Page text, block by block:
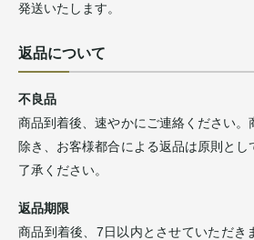
発送いたします。
返品について
不良品
商品到着後、速やかにご連絡ください。
除き、お客様都合による返品は原則と
了承ください。
返品期限
商品到着後、7日以内とさせていただき